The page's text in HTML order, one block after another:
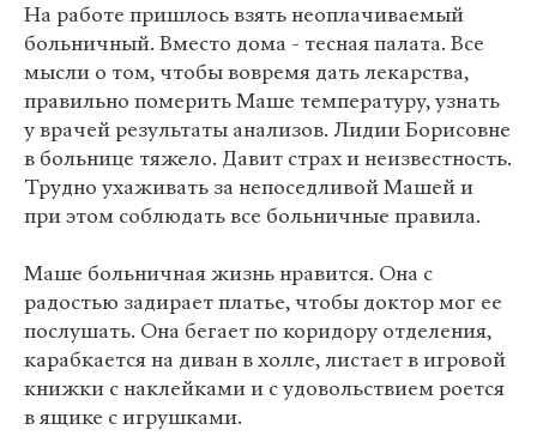
На работе пришлось взять неоплачиваемый
больничный. Вместо дома - тесная палата. Все
мысли о том, чтобы вовремя дать лекарства,
правильно померить Маше температуру, узнать
у врачей результаты анализов. Лидии Борисовне
в больнице тяжело. Давит страх и неизвестность.
Трудно ухаживать за непоседливой Машей и
при этом соблюдать все больничные правила.
Маше больничная жизнь нравится. Она с
радостью задирает платье, чтобы доктор мог ее
послушать. Она бегает по коридору отделения,
карабкается на диван в холле, листает в игровой
книжки с наклейками и с удовольствием роется
в ящике с игрушками.